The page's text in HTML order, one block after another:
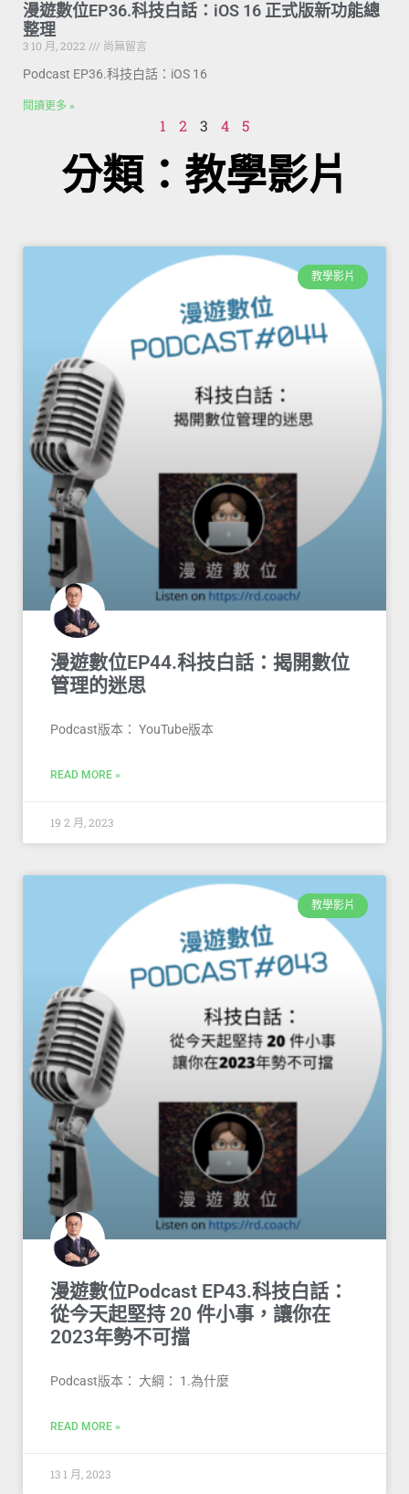
漫遊數位EP36.科技白話：iOS 16 正式版新功能總
整理
3 10 月, 2022
尚無留言
Podcast EP36.科技白話：iOS 16
閱讀更多 »
1 2 3 4 5
分類：教學影片
教學影片
漫遊數位EP44.科技白話：揭開數位
管理的迷思
Podcast版本： YouTube版本
READ MORE »
19 2 月, 2023
教學影片
漫遊數位Podcast EP43.科技白話：
從今天起堅持 20 件小事，讓你在
2023年勢不可擋
Podcast版本： 大綱： 1.為什麼
READ MORE »
13 1 月, 2023